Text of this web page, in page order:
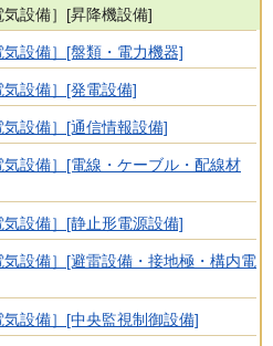
設備］[昇降機設備]
設備］[盤類・電力機器]
設備］[発電設備]
設備］[通信情報設備]
設備］[電線・ケーブル・配線材
設備］[静止形電源設備]
設備］[避雷設備・接地極・構内電
設備］[中央監視制御設備]